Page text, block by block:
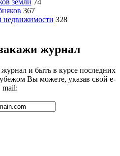
земли 74
367
недвижимости 328
журнал
и быть в курсе последних
Вы можете, указав свой e-
mail: